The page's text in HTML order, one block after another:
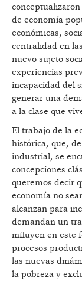
de economía
económicas,
centralidad en
nuevo sujeto
experiencias
incapacidad del
generar una
a la clase que
El trabajo de la
histórica, que,
industrial, se
concepciones
queremos decir
economía no
alcanzan para
demandan un
influyen en este
procesos
las nuevas
la pobreza y